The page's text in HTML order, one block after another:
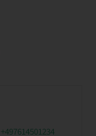
+497614501234